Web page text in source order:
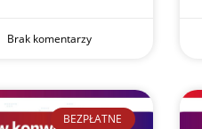
Brak komentarzy
BEZPŁATNE